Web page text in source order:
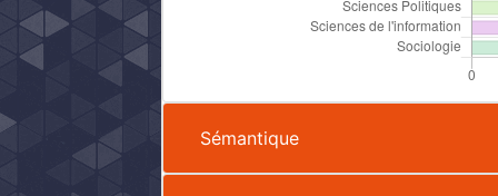
Sémantique